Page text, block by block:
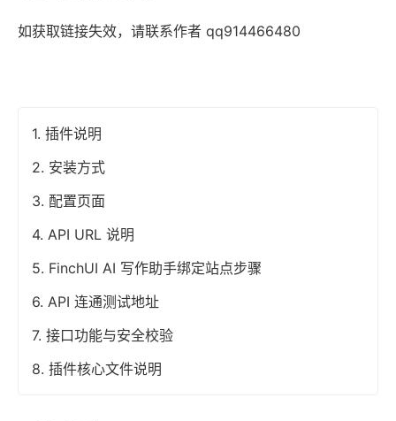
如获取链接失效，请联系作者 qq914466480
1. 插件说明
2. 安装方式
3. 配置页面
4. API URL 说明
5. FinchUI AI 写作助手绑定站点步骤
6. API 连通测试地址
7. 接口功能与安全校验
8. 插件核心文件说明